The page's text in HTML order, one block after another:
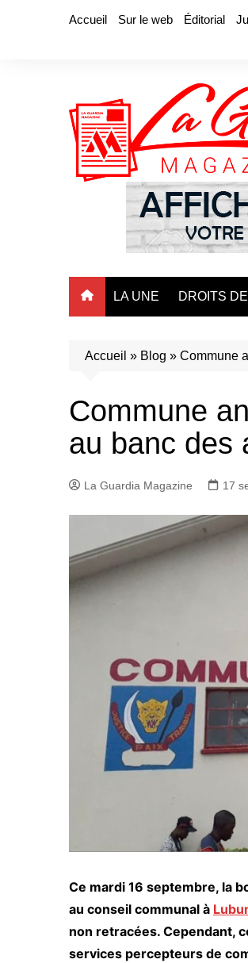
Accueil Sur le web Éditorial
LA UNE DROITS
Accueil » Blog » Commune
Commune
au banc des
La Guardia Magazine 17
Ce mardi 16 septembre, la
au conseil communal à
non retracées. Cependant,
services percepteurs de